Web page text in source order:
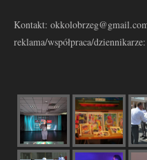
Kontakt:
reklama/współpraca/